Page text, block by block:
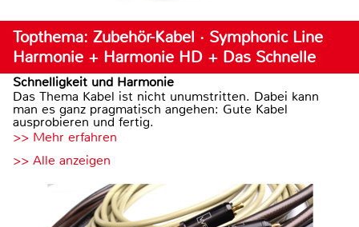
Topthema: Zubehör-Kabel · Symphonic Line
Harmonie + Harmonie HD + Das Schnelle
Schnelligkeit und Harmonie
Das Thema Kabel ist nicht unumstritten. Dabei kann
man es ganz pragmatisch angehen: Gute Kabel
ausprobieren und fertig.
>> Mehr erfahren
>> Alle anzeigen